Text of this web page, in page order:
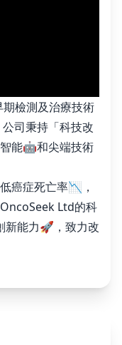
檢測及治療技術
司秉持「科技改
能🤖和尖端技術
癌症死亡率📉，
Ltd的科
新能力🚀，致力改